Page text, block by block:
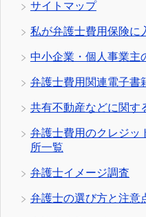
サイトマップ
私が弁護士費用保険に
中小企業・個人事業主
弁護士費用関連電子書
共有不動産などに関す
弁護士費用のクレジッ
所一覧
弁護士イメージ調査
弁護士の選び方と注意